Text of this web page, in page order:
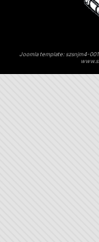
Joomla template: szsnjm4-